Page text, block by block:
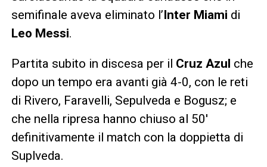
semifinale aveva eliminato l’ Inter Miami di
Leo Messi.
Partita subito in discesa per il Cruz Azul che
dopo un tempo era avanti già 4-0, con le reti
di Rivero, Faravelli, Sepulveda e Bogusz; e
che nella ripresa hanno chiuso al 50′
definitivamente il match con la doppietta di
Suplveda.